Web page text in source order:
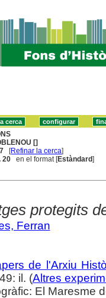
[]
[Refinar la cerca]
20 en el format [Estàndard]
protegits
Ferran
de l'Arxiu
il. (Altres
El Maresme